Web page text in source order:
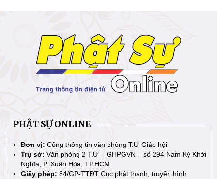
PHẬT SỰ ONLINE
Đơn vị: Cổng thông tin văn phòng T.Ư Giáo hội
Trụ sở: Văn phòng 2 T.Ư – GHPGVN – số 294 Nam Kỳ Khởi
Nghĩa, P. Xuân Hòa, TP.HCM
Giấy phép: 84/GP-TTĐT Cục phát thanh, truyền hình